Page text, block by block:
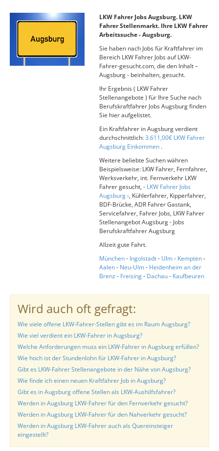
LKW Fahrer Jobs Augsburg. LKW
Fahrer Stellenmarkt. Ihre LKW Fahrer
Arbeitssuche - Augsburg.
Sie haben nach Jobs für Kraftfahrer im
Bereich LKW Fahrer Jobs auf LKW-
Fahrer-gesucht.com, die den Inhalt –
Augsburg - beinhalten, gesucht.
Ihr Ergebnis ( LKW Fahrer
Stellenangebote ) für Ihre Suche nach
Berufskraftfahrer Jobs Augsburg finden
Sie hier aufgelistet.
Ein Kraftfahrer in Augsburg verdient
durchschnittlich:3.611,00€ LKW Fahrer
Augsburg Einkommen .
Weitere beliebte Suchen währen
Beispielsweise: LKW Fahrer, Fernfahrer,
Werksverkehr, int. Fernverkehr LKW
Fahrer gesucht, - LKW Fahrer Jobs
Augsburg-, Kühlerfahrer, Kipperfahrer,
BDF-Brücke, ADR Fahrer Gastank,
Servicefahrer, Fahrer Jobs, LKW Fahrer
Stellenangebot Augsburg - Jobs
Berufskraftfahrer Augsburg
Allzeit gute Fahrt.
München- Ingolstadt- Ulm- Kempten-
Aalen- Neu-Ulm- Heidenheim an der
Brenz - Freising- Dachau- Kaufbeuren
Wird auch oft gefragt:
Wie viele offene LKW-Fahrer-Stellen gibt es im Raum Augsburg?
Wie viel verdient ein LKW-Fahrer in Augsburg?
Welche Anforderungen muss ein LKW-Fahrer in Augsburg erfüllen?
Wie hoch ist der Stundenlohn für LKW-Fahrer in Augsburg?
Gibt es LKW-Fahrer Stellenangebote in der Nähe von Augsburg?
Wie finde ich einen neuen Kraftfahrer Job in Augsburg?
Gibt es in Augsburg offene Stellen als LKW-Aushilfsfahrer?
Werden in Augsburg LKW-Fahrer für den Fernverkehr gesucht?
Werden in Augsburg LKW-Fahrer für den Nahverkehr gesucht?
Werden in Augsburg LKW-Fahrer auch als Quereinsteiger
eingestellt?